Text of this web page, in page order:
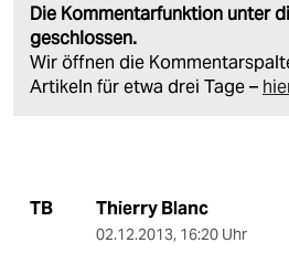
Die Kommentarfunktion unter
geschlossen.
Wir öffnen die
Artikeln für etwa drei Tage –
TB Thierry Blanc
02.12.2013, 16:20 Uhr